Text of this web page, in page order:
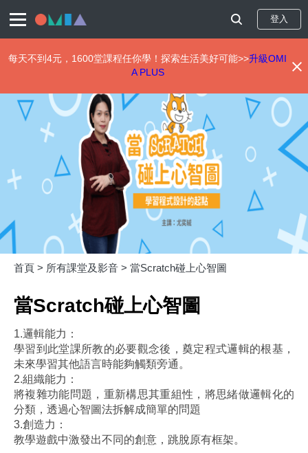
登入
每天不到4元，1600堂課程任你學！探索生活美好可能>>升級OMI
A PLUS
首頁 > 所有課堂及影音 > 當Scratch碰上心智圖
當Scratch碰上心智圖
1.邏輯能力：
學習到此堂課所教的必要觀念後，奠定程式邏輯的根基，
未來學習其他語言時能夠觸類旁通。
2.組織能力：
將複雜功能問題，重新構思其重組性，將思緒做邏輯化的
分類，透過心智圖法拆解成簡單的問題
3.創造力：
教學遊戲中激發出不同的創意，跳脫原有框架。